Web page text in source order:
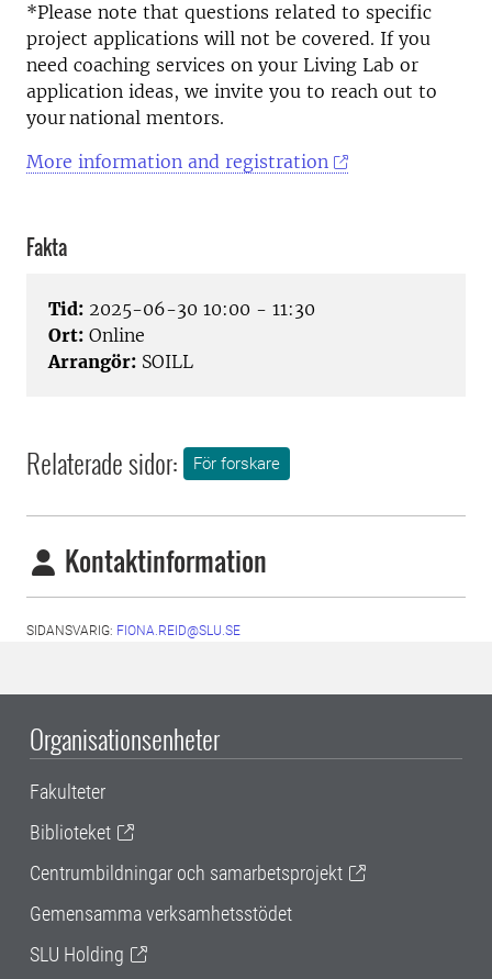
*Please note that questions related to specific
project applications will not be covered. If you
need coaching services on your Living Lab or
application ideas, we invite you to reach out to
your national mentors.
More information and registration
Fakta
Tid: 2025-06-30 10:00 - 11:30
Ort: Online
Arrangör: SOILL
Relaterade sidor: För forskare
Kontaktinformation
SIDANSVARIG: FIONA.REID@SLU.SE
Organisationsenheter
Fakulteter
Biblioteket
Centrumbildningar och samarbetsprojekt
Gemensamma verksamhetsstödet
SLU Holding